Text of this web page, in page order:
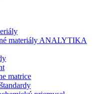
materiály ANALYTIKA
matrice